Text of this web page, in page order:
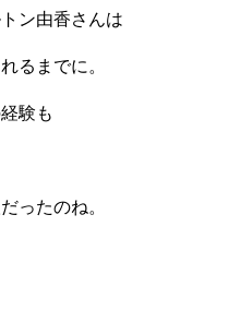
ン由香さんは
るまでに。
験も
ったのね。